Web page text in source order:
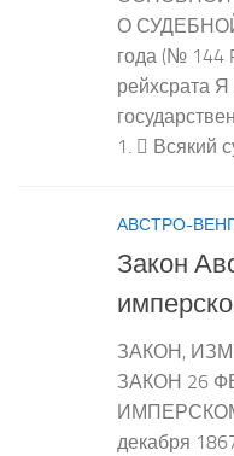
О
года (№ 144
рейхсрата
1.  Всякий
АВСТРО-
Закон
ЗАКОН,
ЗАКОН 26
декабря